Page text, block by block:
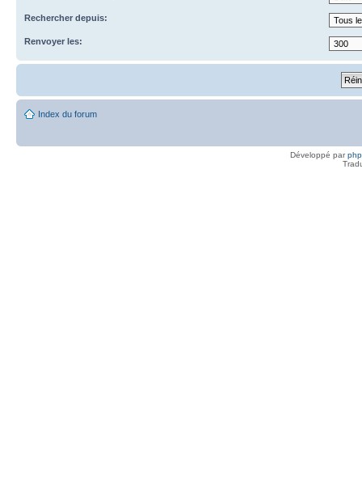
Rechercher depuis:
Renvoyer les:
Index du forum
Développé par